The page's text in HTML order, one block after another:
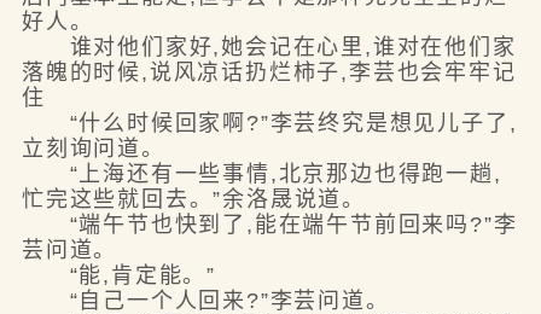
好人。
谁对他们家好,她会记在心里,谁对在他们家
落魄的时候,说风凉话扔烂柿子,李芸也会牢牢记
住
“什么时候回家啊?”李芸终究是想见儿子了,
立刻询问道。
“上海还有一些事情,北京那边也得跑一趟,
忙完这些就回去。”余洛晟说道。
“端午节也快到了,能在端午节前回来吗?”李
芸问道。
“能,肯定能。”
“自己一个人回来?”李芸问道。